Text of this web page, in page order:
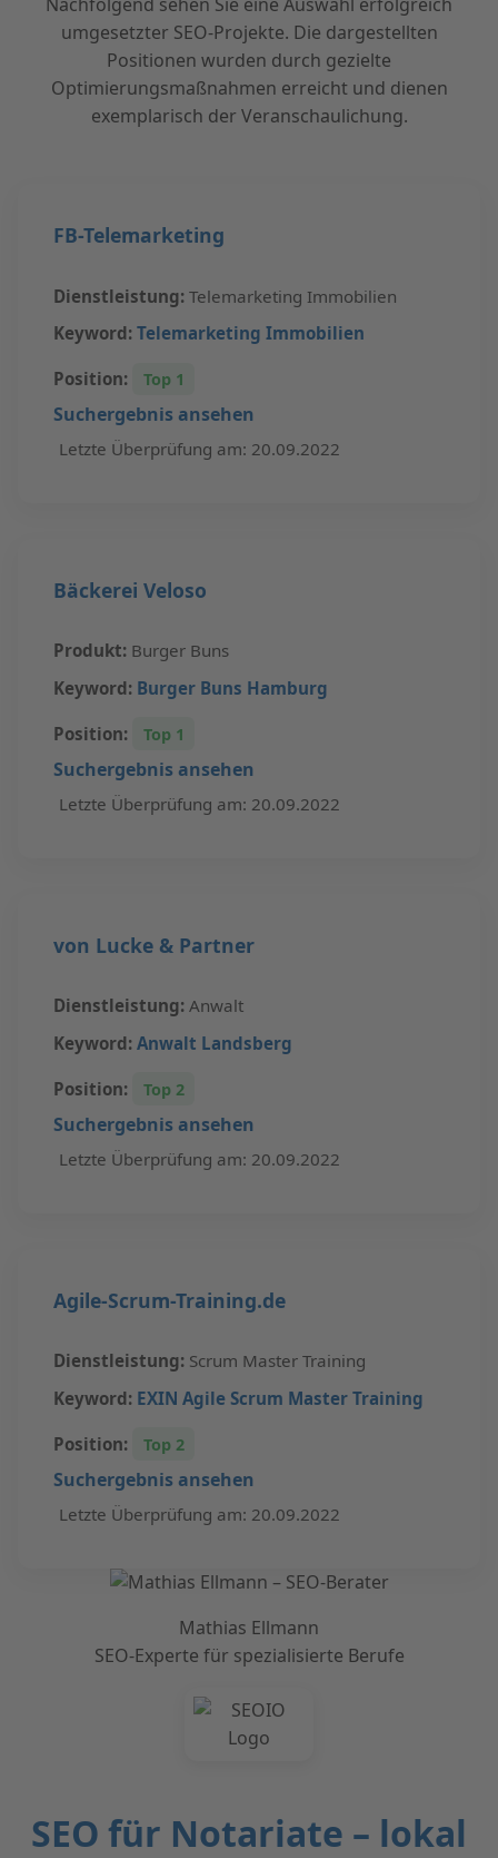
umgesetzter SEO-Projekte. Die dargestellten
Positionen wurden durch gezielte
Optimierungsmaßnahmen erreicht und dienen
exemplarisch der Veranschaulichung.
FB-Telemarketing
Dienstleistung: Telemarketing Immobilien
Keyword: Telemarketing Immobilien
Position: Top 1
Suchergebnis ansehen
Letzte Überprüfung am: 20.09.2022
Bäckerei Veloso
Produkt: Burger Buns
Keyword: Burger Buns Hamburg
Position: Top 1
Suchergebnis ansehen
Letzte Überprüfung am: 20.09.2022
von Lucke & Partner
Dienstleistung: Anwalt
Keyword: Anwalt Landsberg
Position: Top 2
Suchergebnis ansehen
Letzte Überprüfung am: 20.09.2022
Agile-Scrum-Training.de
Dienstleistung: Scrum Master Training
Keyword: EXIN Agile Scrum Master Training
Position: Top 2
Suchergebnis ansehen
Letzte Überprüfung am: 20.09.2022
Mathias Ellmann
SEO-Experte für spezialisierte Berufe
SEO für Notariate – lokal